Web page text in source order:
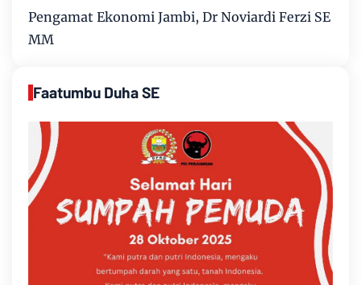
Pengamat Ekonomi Jambi, Dr Noviardi Ferzi SE
MM
Faatumbu Duha SE